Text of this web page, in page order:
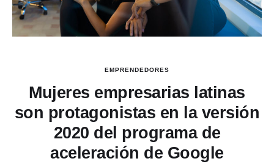
EMPRENDEDORES
Mujeres empresarias latinas
son protagonistas en la versión
2020 del programa de
aceleración de Google